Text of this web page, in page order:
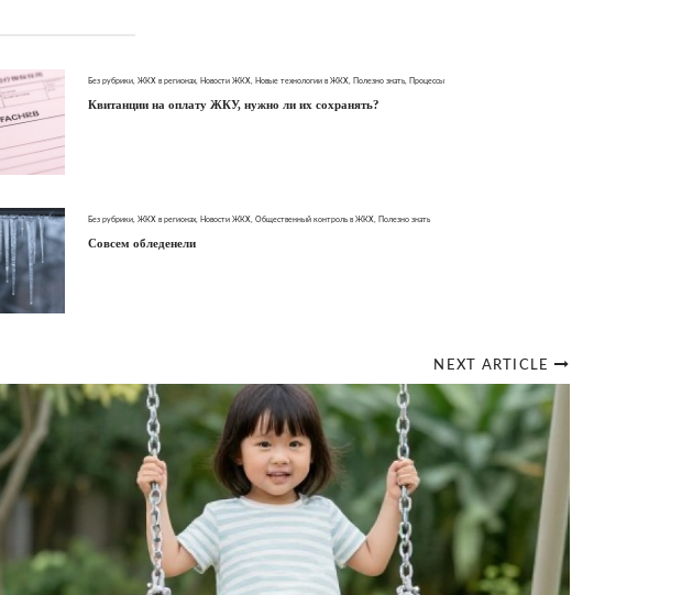
Без рубрики ЖКХ в регионах Новости ЖКХ Новые технологии в ЖКХ Полезно знать, Процессы
Квитанции на оплату ЖКУ, нужно ли их сохранять?
Без рубрики ЖКХ в регионах Новости ЖКХ Общественный контроль в ЖКХ Полезно знать
Совсем обледенели
NEXT ARTICLE